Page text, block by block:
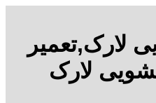
لارک,تعمیر
لارک